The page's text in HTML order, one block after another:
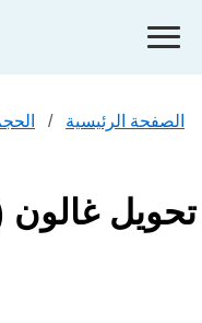
الصفحة الرئيسية
تحويل غالون